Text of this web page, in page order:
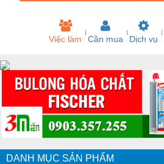
Việc làm Cần mua Dịch vụ
DANH MỤC SẢN PHẨM